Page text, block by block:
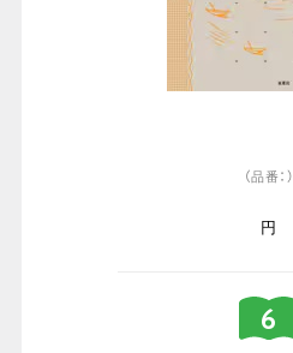
（品番：）
円